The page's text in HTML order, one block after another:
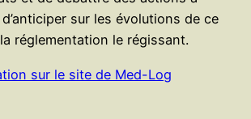
sur les évolutions de ce
réglementation le régissant.
sur le site de Med-Log